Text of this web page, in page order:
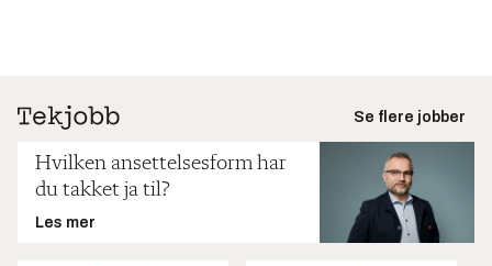
Se flere jobber
Hvilken ansettelsesform har
du takket ja til?
Les mer